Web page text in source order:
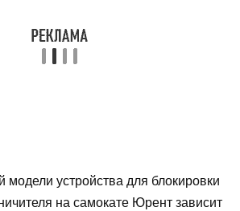
модели устройства для блокировки
на самокате Юрент зависит